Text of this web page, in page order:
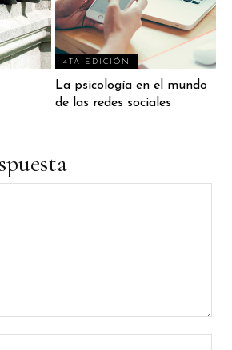
4TA EDICIÓN
La psicología en el mundo
de las redes sociales